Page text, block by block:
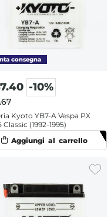
-10%
Kyoto YB7-A Vespa PX
Classic (1992-1995)